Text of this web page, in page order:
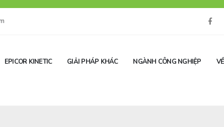
EPICOR KINETIC GIẢI PHÁP KHÁC NGÀNH CÔNG NGHIỆP